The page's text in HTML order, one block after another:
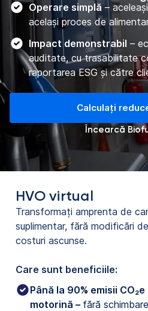
Operare simplă –
același proces de
Impact demonstrabil –
auditate, cu trasabilitate
raportarea ESG și către
Calculați
Încearcă
HVO virtual
Transformați amprenta de
suplimentar, fără modificări
costuri ascunse.
Care sunt beneficiile:
Până la 90% emisii
motorină – fără